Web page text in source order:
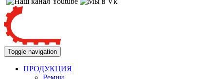
Toggle navigation
ПРОДУКЦИЯ
Ремни